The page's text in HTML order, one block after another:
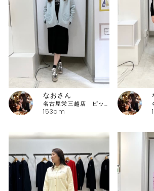
153cm
なおさん
名古屋栄三越店 ピッコーネ